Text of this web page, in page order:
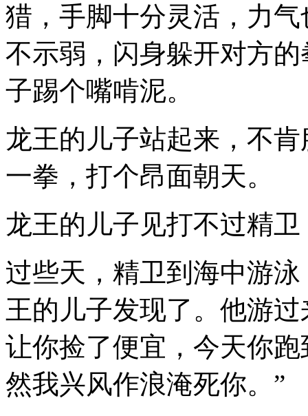
猎，手脚十分灵活，力
不示弱，闪身躲开对方
子踢个嘴啃泥。
龙王的儿子站起来，不
一拳，打个昂面朝天。
龙王的儿子见打不过精
过些天，精卫到海中游
王的儿子发现了。他游
让你捡了便宜，今天你
然我兴风作浪淹死你。”